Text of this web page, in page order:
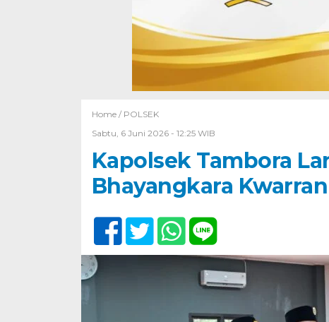
Home / POLSEK
Sabtu, 6 Juni 2026 - 12:25 WIB
Kapolsek Tambora
Bhayangkara